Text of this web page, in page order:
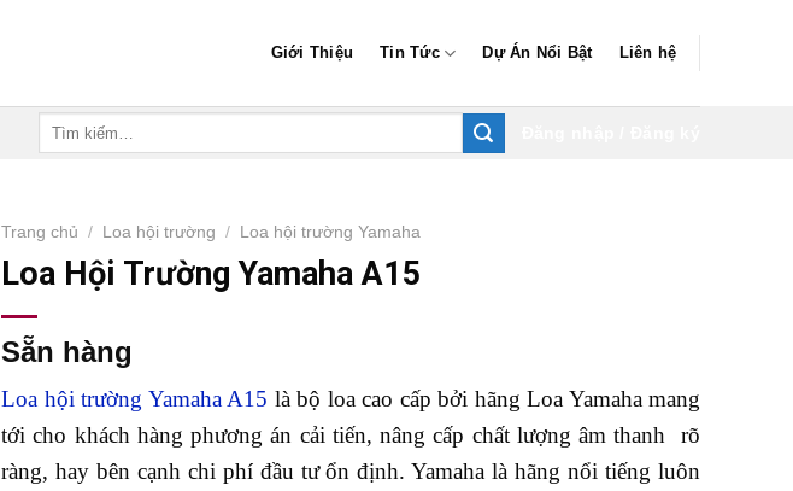
Giới Thiệu Tin Tức Dự Án Nổi Bật Liên hệ
Trang chủ / Loa hội trường / Loa hội trường Yamaha
Loa Hội Trường Yamaha A15
Sẵn hàng
Loa hội trường Yamaha A15 là bộ loa cao cấp bởi hãng Loa Yamaha mang
tới cho khách hàng phương án cải tiến, nâng cấp chất lượng âm thanh rõ
ràng, hay bên cạnh chi phí đầu tư ổn định. Yamaha là hãng nổi tiếng luôn